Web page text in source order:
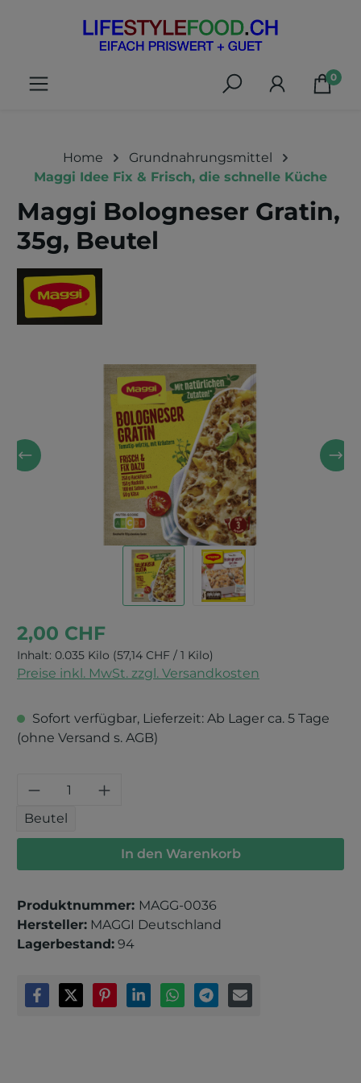
springen
0
Home
Grundnahrungsmittel
Maggi Idee Fix & Frisch, die schnelle Küche
Maggi Bologneser Gratin,
35g, Beutel
Bildergalerie überspringen
2,00 CHF
Inhalt: 0.035 Kilo (57,14 CHF / 1 Kilo)
Preise inkl. MwSt. zzgl. Versandkosten
Sofort verfügbar, Lieferzeit: Ab Lager ca. 5 Tage
(ohne Versand s. AGB)
Produkt Anzahl: Gib den
Beutel
In den Warenkorb
Produktnummer: MAGG-0036
Hersteller: MAGGI Deutschland
Lagerbestand: 94